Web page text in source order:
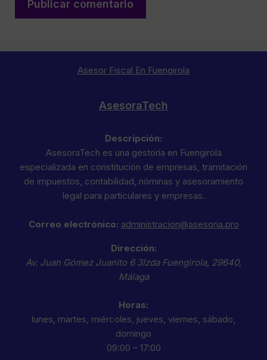
Asesor Fiscal En Fuengirola
AsesoraTech
Descripción:
AsesoraTech es una gestoría en Fuengirola
especializada en constitución de empresas, tramitación
de impuestos, contabilidad, nóminas y asesoramiento
legal para particulares y empresas.
Correo electrónico: administracion@asesoria.pro
Dirección:
Av. Juan Gómez Juanito 6 3Izda Fuengirola, 29640,
Málaga
Horas:
lunes, martes, miércoles, jueves, viernes, sábado,
domingo
09:00 – 17:00